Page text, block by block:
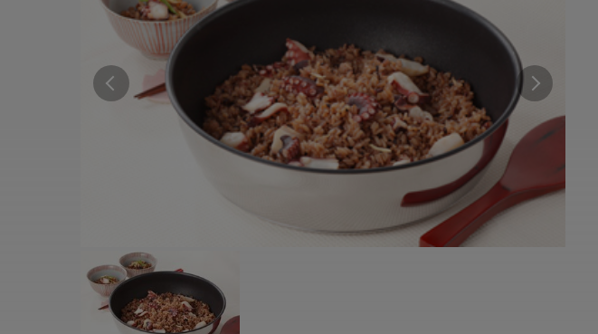
取っ手のとれるフライパン・鍋
電気ケトル
すべての電気ケトル
圧力鍋・電気圧力鍋
すべての圧力鍋・電気圧力鍋
ドリンクウェア
キッチンツール
カトラリー
炊飯器
取っ手のとれるフライパン・鍋一覧
電気ケトル一覧
すべての電気ケトル一覧
圧力鍋・電気圧力鍋一覧
電気圧力鍋一覧
マルチみじん切り器一覧
保存容器一覧
ドリンクウェア一覧
キッチンツール一覧
カトラリー一覧
炊飯器一覧
すべての炊飯器一覧
ティファール会員に関するよく
グルー
カスタマ
について